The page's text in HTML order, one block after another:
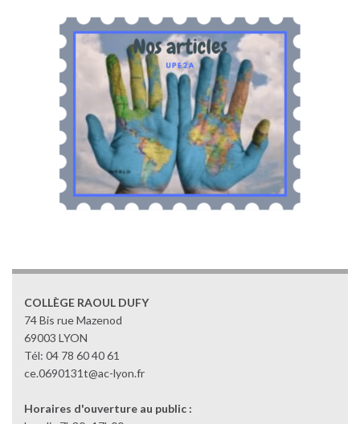
COLLÈGE RAOUL DUFY
74 Bis rue Mazenod
69003 LYON
Tél: 04 78 60 40 61
ce.0690131t@ac-lyon.fr
Horaires d'ouverture au public :